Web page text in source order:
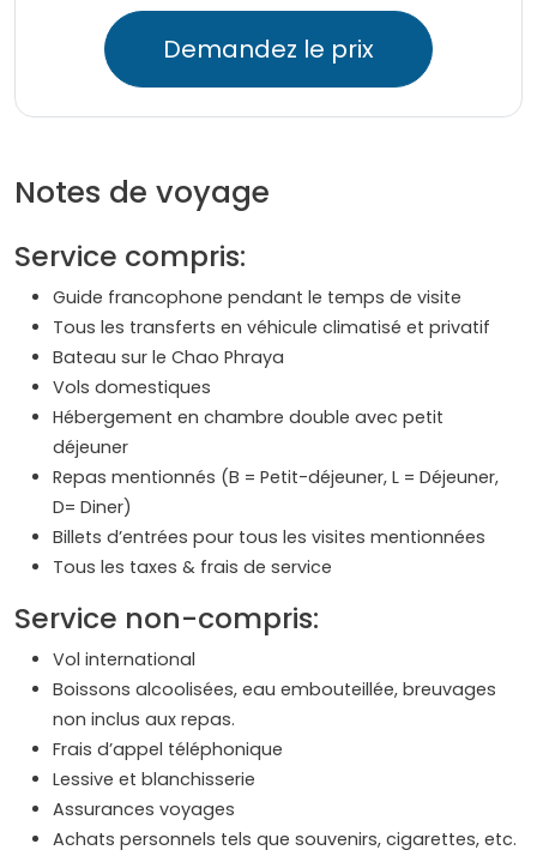
Demandez le prix
Notes de voyage
Service compris:
Guide francophone pendant le temps de visite
Tous les transferts en véhicule climatisé et privatif
Bateau sur le Chao Phraya
Vols domestiques
Hébergement en chambre double avec petit
déjeuner
Repas mentionnés (B = Petit-déjeuner, L = Déjeuner,
D= Diner)
Billets d’entrées pour tous les visites mentionnées
Tous les taxes & frais de service
Service non-compris:
Vol international
Boissons alcoolisées, eau embouteillée, breuvages
non inclus aux repas.
Frais d’appel téléphonique
Lessive et blanchisserie
Assurances voyages
Achats personnels tels que souvenirs, cigarettes, etc.